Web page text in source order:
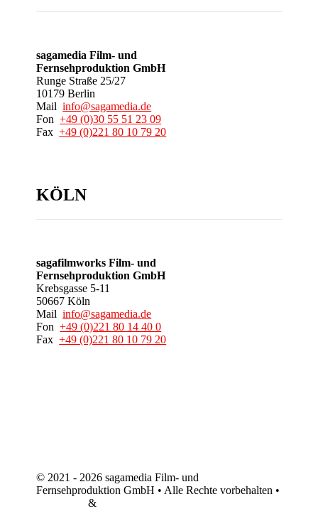
sagamedia Film- und
Fernsehproduktion GmbH
Runge Straße 25/27
10179 Berlin
Mailinfo@sagamedia.de
Fon+49 (0)30 55 51 23 09
Fax+49 (0)221 80 10 79 20
KÖLN
sagafilmworks Film- und
Fernsehproduktion GmbH
Krebsgasse 5-11
50667 Köln
Mailinfo@sagamedia.de
Fon+49 (0)221 80 14 40 0
Fax+49 (0)221 80 10 79 20
© 2021 - 2026 sagamedia Film- und
Fernsehproduktion GmbH • Alle Rechte vorbehalten •
&